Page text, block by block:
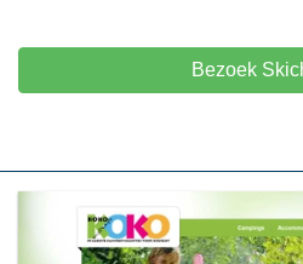
Bezoek